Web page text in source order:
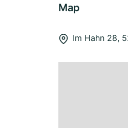
Map
Im Hahn 28,